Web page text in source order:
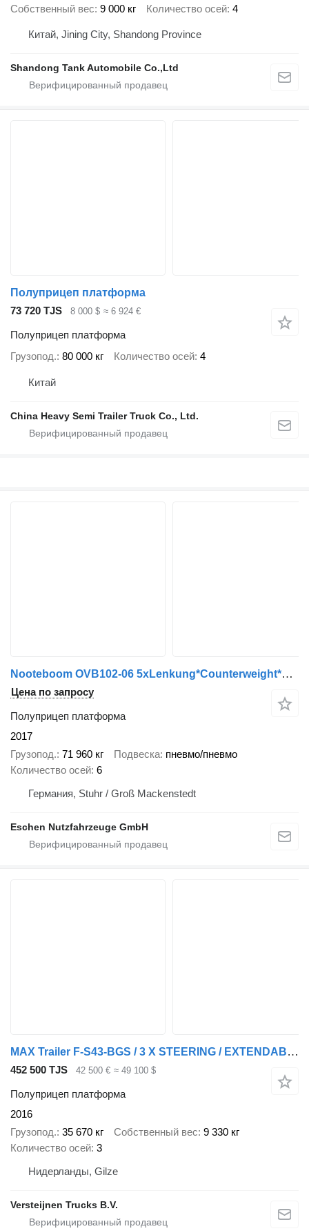
Собственный вес 9 000 кг Количество осей 4
Китай, Jining City, Shandong Province
Shandong Tank Automobile Co.,Ltd
Полуприцеп платформа
73 720 TJS
8 000 $ ≈ 6 924 €
Полуприцеп платформа
Грузопод. 80 000 кг Количество осей 4
Китай
China Heavy Semi Trailer Truck Co., Ltd.
Nooteboom OVB102-06 5xLenkung*Counterweight*Ballast*HU2027
Цена по запросу
Полуприцеп платформа
2017
Грузопод. 71 960 кг Подвеска пневмо/пневмо
Количество осей 6
Германия, Stuhr / Groß Mackenstedt
Eschen Nutzfahrzeuge GmbH
MAX Trailer F-S43-BGS / 3 X STEERING / EXTENDABLE / LIFT AXLE
452 500 TJS 42 500 € ≈ 49 100 $
Полуприцеп платформа
2016
Грузопод. 35 670 кг Собственный вес 9 330 кг
Количество осей 3
Нидерланды, Gilze
Versteijnen Trucks B.V.